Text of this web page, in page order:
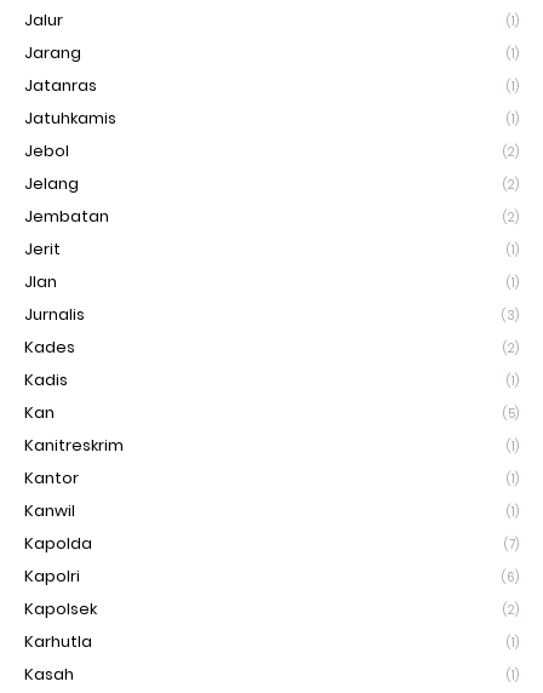
Jalur (1)
Jarang (1)
Jatanras (1)
Jatuhkamis (1)
Jebol (2)
Jelang (2)
Jembatan (2)
Jerit (1)
Jlan (1)
Jurnalis (3)
Kades (2)
Kadis (1)
Kan (5)
Kanitreskrim (1)
Kantor (1)
Kanwil (1)
Kapolda (7)
Kapolri (6)
Kapolsek (2)
Karhutla (1)
Kasah (1)